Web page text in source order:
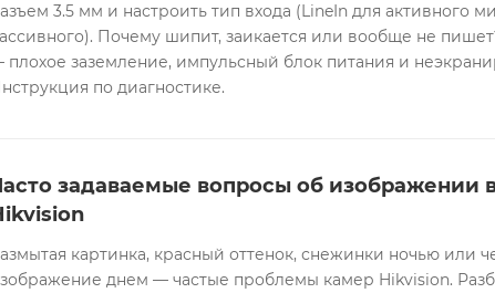
3.5 мм и настроить тип входа (LineIn для активного
Почему шипит, заикается или вообще не
плохое заземление, импульсный блок питания и
по диагностике.
задаваемые вопросы об изображении
картинка, красный оттенок, снежинки ночью или
днем — частые проблемы камер Hikvision.